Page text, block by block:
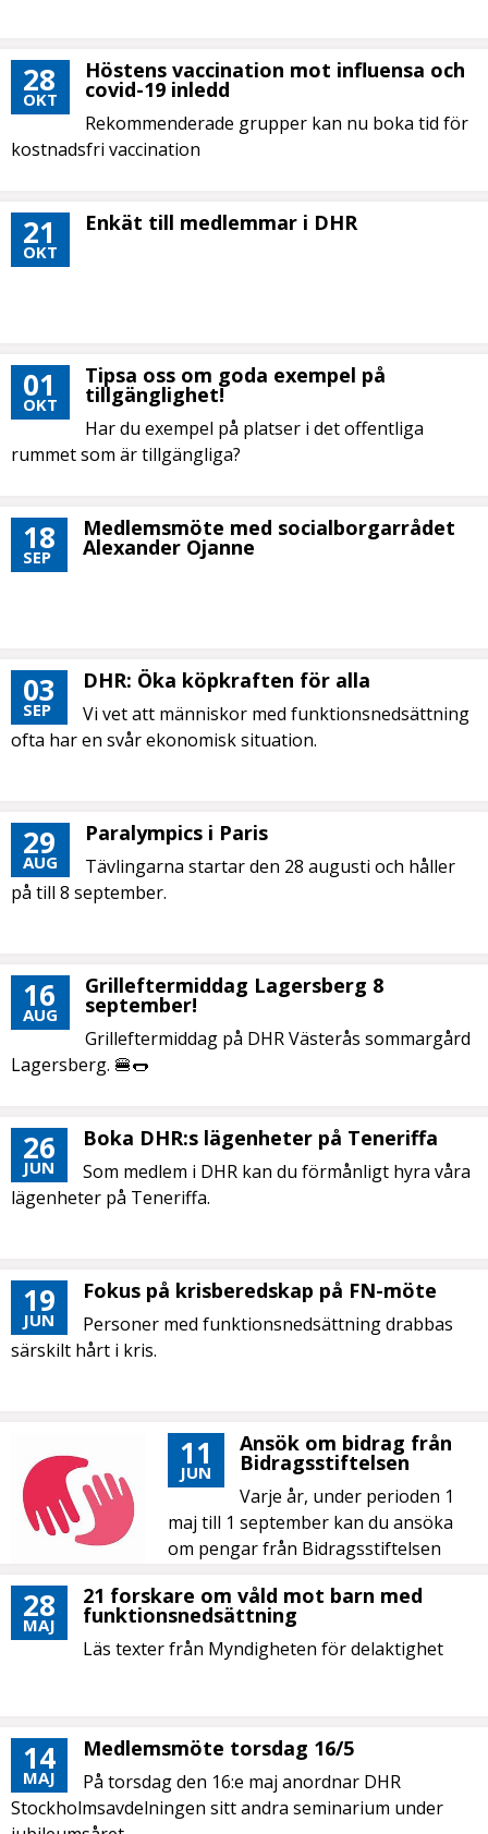
28
OKT
Höstens vaccination mot influensa och
covid-19 inledd
Rekommenderade grupper kan nu boka tid för
kostnadsfri vaccination
21
OKT
Enkät till medlemmar i DHR
01
OKT
Tipsa oss om goda exempel på
tillgänglighet!
Har du exempel på platser i det offentliga
rummet som är tillgängliga?
18
SEP
Medlemsmöte med socialborgarrådet
Alexander Ojanne
03
SEP
DHR: Öka köpkraften för alla
Vi vet att människor med funktionsnedsättning
ofta har en svår ekonomisk situation.
29
AUG
Paralympics i Paris
Tävlingarna startar den 28 augusti och håller
på till 8 september.
16
AUG
Grilleftermiddag Lagersberg 8
september!
Grilleftermiddag på DHR Västerås sommargård
Lagersberg. 🍔🌭
26
JUN
Boka DHR:s lägenheter på Teneriffa
Som medlem i DHR kan du förmånligt hyra våra
lägenheter på Teneriffa.
19
JUN
Fokus på krisberedskap på FN-möte
Personer med funktionsnedsättning drabbas
särskilt hårt i kris.
11
JUN
Ansök om bidrag från
Bidragsstiftelsen
Varje år, under perioden 1
maj till 1 september kan du ansöka
om pengar från Bidragsstiftelsen
28
MAJ
21 forskare om våld mot barn med
funktionsnedsättning
Läs texter från Myndigheten för delaktighet
14
MAJ
Medlemsmöte torsdag 16/5
På torsdag den 16:e maj anordnar DHR
Stockholmsavdelningen sitt andra seminarium under